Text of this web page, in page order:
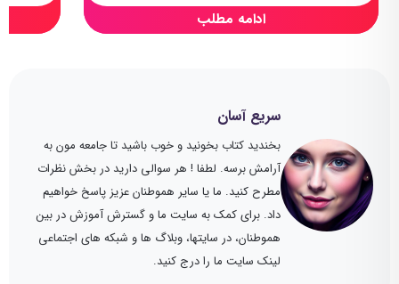
سریع آسان
بخندید کتاب بخونید و خوب باشید تا جامعه مون به
آرامش برسه. لطفا ! هر سوالی دارید در بخش نظرات
مطرح کنید. ما یا سایر هموطنان عزیز پاسخ خواهیم
داد. برای کمک به سایت ما و گسترش آموزش در بین
هموطنان، در سایتها، وبلاگ ها و شبکه های اجتماعی
لینک سایت ما را درج کنید.
ادامه مطلب